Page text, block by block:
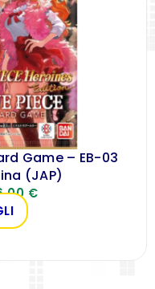
Game – EB-03
(JAP)
€